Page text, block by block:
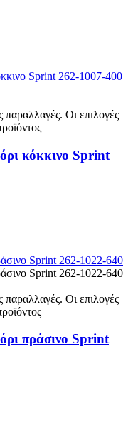
παραλλαγές. Οι επιλογές
κόκκινο Sprint
παραλλαγές. Οι επιλογές
πράσινο Sprint